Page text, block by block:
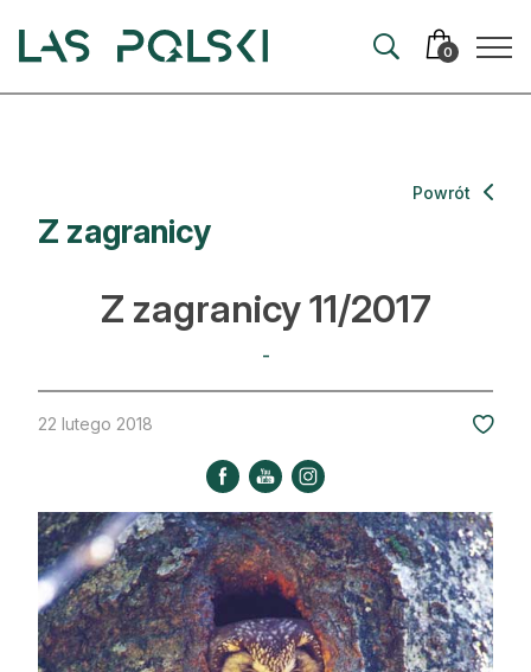
0
Artykuły
Hodowla lasu
Nowe technologie
Kultura i historia
Strefa eksperta
Auto do lasu
Dla drwala
Z zagranicy
Powrót
Z zagranicy 11/2017
-
22 lutego 2018